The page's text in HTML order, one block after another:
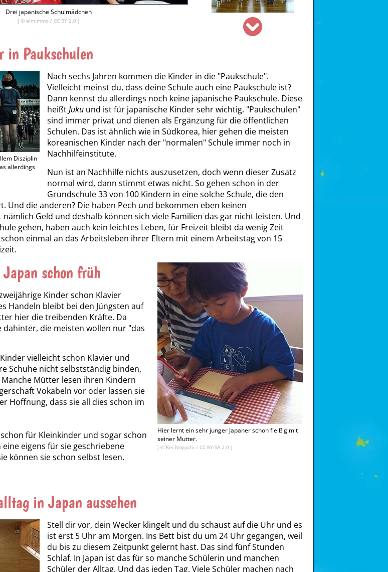
Drei japanische Schulmädchen
[ © elmimmo / CC BY 2.0 ] Aka Hige
in Paukschulen
Disziplin
allerdings
Nach sechs Jahren kommen die Kinder in die "Paukschule".
Vielleicht meinst du, dass deine Schule auch eine Paukschule ist?
Dann kennst du allerdings noch keine japanische Paukschule. Diese
heißtJuku und ist für japanische Kinder sehr wichtig. "Paukschulen"
sind immer privat und dienen als Ergänzung für die öffentlichen
Schulen. Das ist ähnlich wie in Südkorea, hier gehen die meisten
koreanischen Kinder nach der "normalen" Schule immer noch in
Nachhilfeinstitute.
Nun ist an Nachhilfe nichts auszusetzen, doch wenn dieser Zusatz
normal wird, dann stimmt etwas nicht. So gehen schon in der
Grundschule 33 von 100 Kindern in eine solche Schule, die den
Und die anderen? Die haben Pech und bekommen eben keinen
Geld und deshalb können sich viele Familien das gar nicht leisten. Und
gehen, haben auch kein leichtes Leben, für Freizeit bleibt da wenig Zeit
einmal an das Arbeitsleben ihrer Eltern mit einem Arbeitstag von 15
Hier lernt ein sehr junger Japaner schon fleißig mit
seiner Mutter.
[ © Kei Noguchi / CC BY-SA 2.0 ]
schon früh
Kinder schon Klavier
Handeln bleibt bei den Jüngsten auf
hier die treibenden Kräfte. Da
dahinter, die meisten wollen nur "das
vielleicht schon Klavier und
Schuhe nicht selbstständig binden,
Mütter lesen ihren Kindern
Vokabeln vor oder lassen sie
Hoffnung, dass sie all dies schon im
für Kleinkinder und sogar schon
eigens für sie geschriebene
können sie schon selbst lesen.
in Japan aussehen
Stell dir vor, dein Wecker klingelt und du schaust auf die Uhr und es
ist erst 5 Uhr am Morgen. Ins Bett bist du um 24 Uhr gegangen, weil
du bis zu diesem Zeitpunkt gelernt hast. Das sind fünf Stunden
Schlaf. In Japan ist das für so manche Schülerin und manchen
Schüler der Alltag. Und das jeden Tag. Viele Schüler machen nach